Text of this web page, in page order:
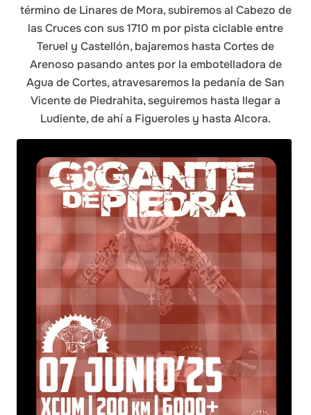
término de Linares de Mora, subiremos al Cabezo de
las Cruces con sus 1710 m por pista ciclable entre
Teruel y Castellón, bajaremos hasta Cortes de
Arenoso pasando antes por la embotelladora de
Agua de Cortes, atravesaremos la pedanía de San
Vicente de Piedrahita, seguiremos hasta llegar a
Ludiente, de ahí a Figueroles y hasta Alcora.